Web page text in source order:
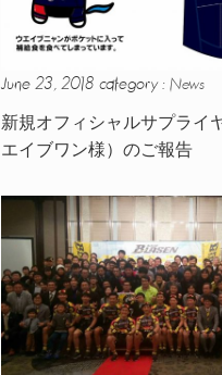
June 23, 2018 category : News
新規オフィシャルサプライ
エイブワン様）のご報告